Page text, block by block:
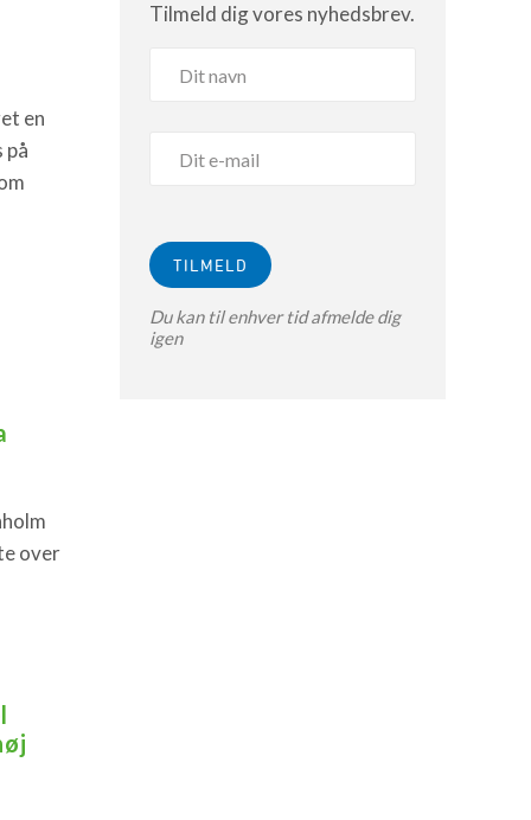
en
på
over
Tilmeld dig vores nyhedsbrev.
Du kan til enhver tid afmelde dig
igen